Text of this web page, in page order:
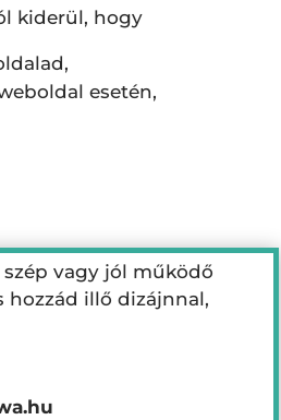
kiderül, hogy
esetén,
vagy jól működő
hozzád illő dizájnnal,